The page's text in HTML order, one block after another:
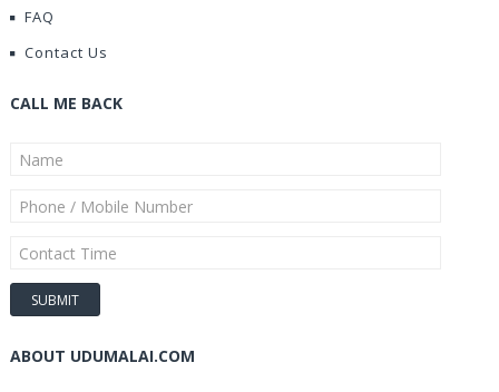
FAQ
Contact Us
CALL ME BACK
ABOUT UDUMALAI.COM